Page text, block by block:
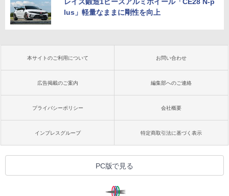
lus」軽量なままに剛性を向上
本サイトのご利用について お問い合わせ
広告掲載のご案内 編集部へのご連絡
プライバシーポリシー 会社概要
インプレスグループ 特定商取引法に基づく表示
PC版で見る